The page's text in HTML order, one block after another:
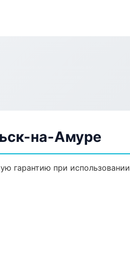
на-Амуре
гарантию при использовании